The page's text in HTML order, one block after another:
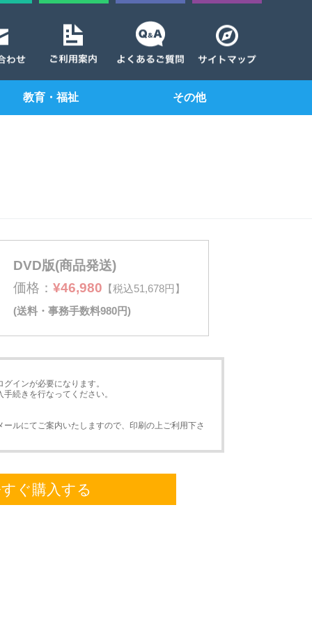
教育・福祉 その他
DVD版(商品発送)
価格： ¥46,980 【税込51,678円】
(送料・事務手数料980円)
インが必要になります。
続きを行なってください。
ルにてご案内いたしますので、印刷の上ご利用下さ
ぐ購入する